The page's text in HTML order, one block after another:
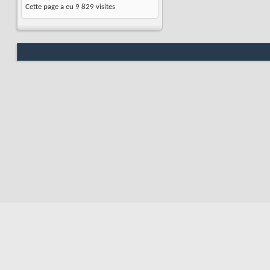
Cette page a eu 9 829 visites